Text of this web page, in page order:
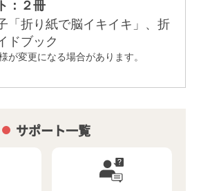
：２冊
「折り紙で脳イキイキ」、折
ドブック
が変更になる場合があります。
サポート一覧